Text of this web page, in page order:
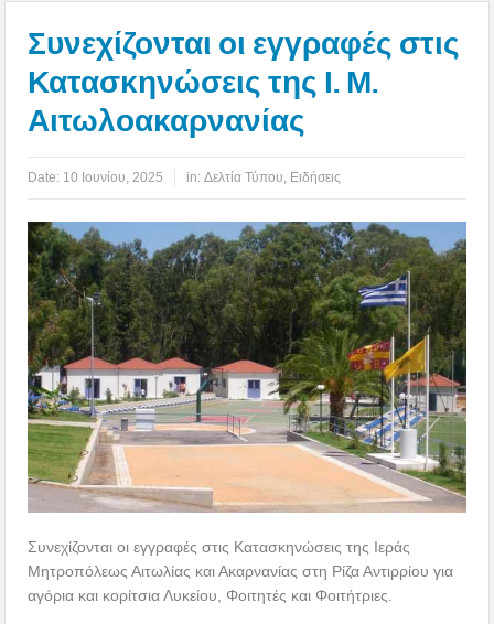
Συνεχίζονται οι εγγραφές στις
Κατασκηνώσεις της Ι. Μ.
Αιτωλοακαρνανίας
Date: 10 Ιουνίου, 2025 in:Δελτία Τύπου Ειδήσεις
Συνεχίζονται οι εγγραφές στις Κατασκηνώσεις της Ιεράς
Μητροπόλεως Αιτωλίας και Ακαρνανίας στη Ρίζα Αντιρρίου για
αγόρια και κορίτσια Λυκείου, Φοιτητές και Φοιτήτριες.